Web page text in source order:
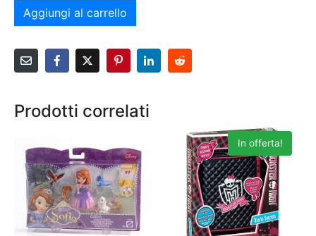
Aggiungi al carrello
Prodotti correlati
In offerta!